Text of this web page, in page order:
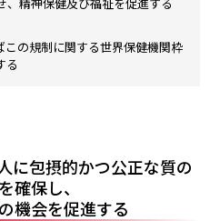
この規制に関する世界保健機関枠
る
に包摂的かつ公正な質の
確保し、
機会を促進する